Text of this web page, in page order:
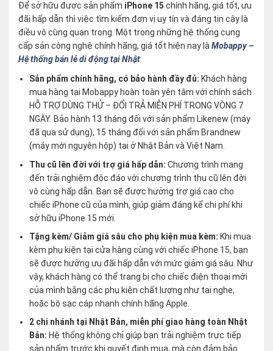
Để sở hữu được sản phẩm iPhone 15 chính hãng, giá tốt, ưu
đãi hấp dẫn thì việc tìm kiếm đơn vị uy tín và đáng tin cậy là
điều vô cùng quan trọng. Một trong những hệ thống cung
cấp sản công nghệ chính hãng, giá tốt hiện nay là Mobappy –
Hệ thống bán lẻ di động tại Nhật:
Sản phẩm chính hãng, có bảo hành đầy đủ: Khách hàng
mua hàng tại Mobappy hoàn toàn yên tâm với chính sách
HỖ TRỢ DÙNG THỬ – ĐỔI TRẢ MIỄN PHÍ TRONG VÒNG 7
NGÀY. Bảo hành 13 tháng đối với sản phẩm Likenew (máy
đã qua sử dụng), 15 tháng đối với sản phẩm Brandnew
(máy mới nguyên hộp) tại ở Nhật Bản và Việt Nam.
Thu cũ lên đời với trợ giá hấp dẫn:Chương trình mang
đến trải nghiệm độc đáo với chương trình thu cũ lên đời
vô cùng hấp dẫn. Bạn sẽ được hưởng trợ giá cao cho
chiếc iPhone cũ của mình, giúp giảm đáng kể chi phí khi
sở hữu iPhone 15 mới.
Tặng kèm/ Giảm giá sâu cho phụ kiện mua kèm: Khi mua
kèm phụ kiện tại cửa hàng cùng với chiếc iPhone 15, bạn
sẽ được hưởng ưu đãi hấp dẫn với mức giảm giá sâu. Như
vậy, khách hàng có thể trang bị cho chiếc điện thoại mới
của mình bằng các phụ kiện chất lượng như tai nghe,
hoặc bộ sạc cáp nhanh chính hãng Apple.
2 chi nhánh tại Nhật Bản, miễn phí giao hàng toàn Nhật
Bản: Hệ thống không chỉ giúp bạn trải nghiệm trực tiếp
sản phẩm trước khi quyết định mua, mà còn đảm bảo